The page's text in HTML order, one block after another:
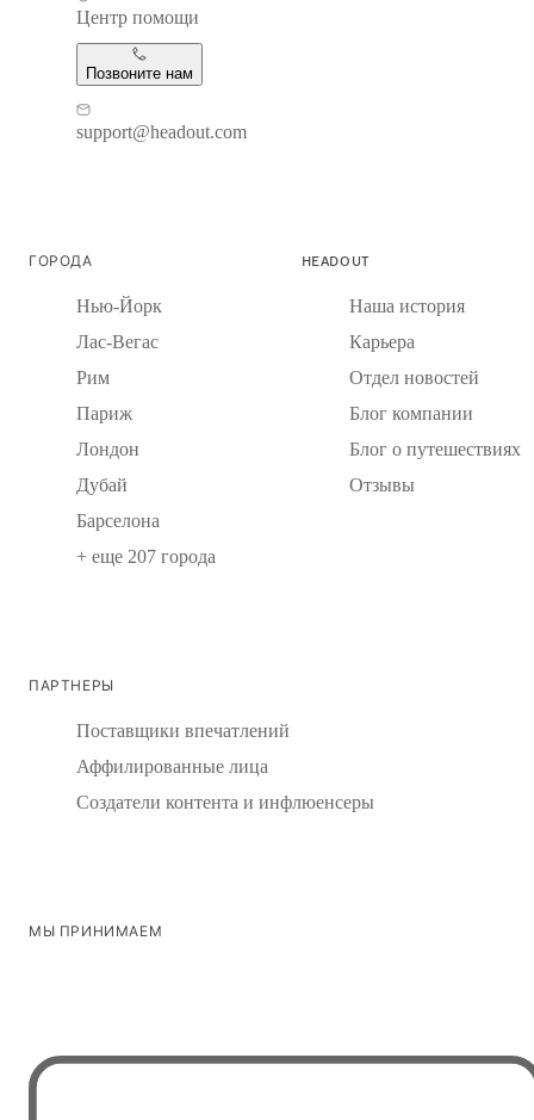
Центр помощи
Позвоните нам
support@headout.com
ГОРОДА
Нью-Йорк
Лас-Вегас
Рим
Париж
Лондон
Дубай
Барселона
+ еще 207 города
HEADOUT
Наша история
Карьера
Отдел новостей
Блог компании
Блог о путешествиях
Отзывы
ПАРТНЕРЫ
Поставщики впечатлений
Аффилированные лица
Создатели контента и инфлюенсеры
МЫ ПРИНИМАЕМ